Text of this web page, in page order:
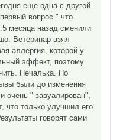
еще одна с другой
вопрос " что
месяца назад сменили
Ветеринар взял
аллергия, которой у
эффект, поэтому
Печалька. По
были до изменения
очень " завуалирован",
что только улучшил его.
говорят сами